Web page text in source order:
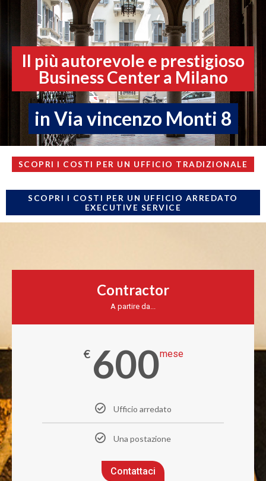
Il più autorevole e prestigioso
Business Center a Milano
in Via vincenzo Monti 8
SCOPRI I COSTI PER UN UFFICIO TRADIZIONALE
SCOPRI I COSTI PER UN UFFICIO ARREDATO
EXECUTIVE SERVICE
Contractor
A partire da...
€ 600mese
Ufficio arredato
Una postazione
Contattaci